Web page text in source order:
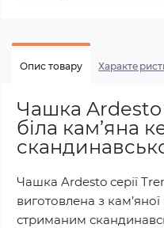
Опис товару
Чашка
біла кам’яна
Чашка Ardesto серії
виготовлена з
стриманим